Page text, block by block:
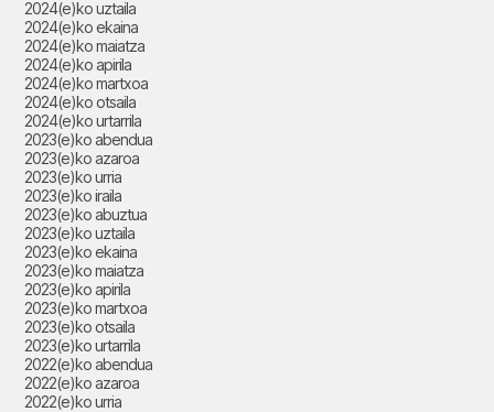
2024(e)ko uztaila
2024(e)ko ekaina
2024(e)ko maiatza
2024(e)ko apirila
2024(e)ko martxoa
2024(e)ko otsaila
2024(e)ko urtarrila
2023(e)ko abendua
2023(e)ko azaroa
2023(e)ko urria
2023(e)ko iraila
2023(e)ko abuztua
2023(e)ko uztaila
2023(e)ko ekaina
2023(e)ko maiatza
2023(e)ko apirila
2023(e)ko martxoa
2023(e)ko otsaila
2023(e)ko urtarrila
2022(e)ko abendua
2022(e)ko azaroa
2022(e)ko urria